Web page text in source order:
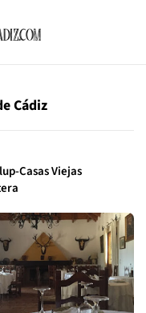
Cádiz
Casas Viejas